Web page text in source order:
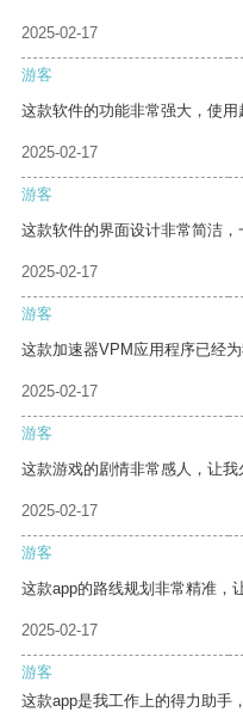
2025-02-17
游客
这款软件的功能非常强大，使用
2025-02-17
游客
这款软件的界面设计非常简洁，
2025-02-17
游客
这款加速器VPM应用程序已经
2025-02-17
游客
这款游戏的剧情非常感人，让我
2025-02-17
游客
这款app的路线规划非常精准，
2025-02-17
游客
这款app是我工作上的得力助手